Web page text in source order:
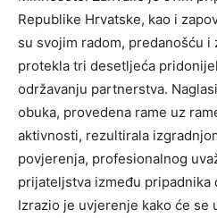
Republike Hrvatske, kao i
su svojim radom, predanošću i
protekla tri desetljeća
održavanju partnerstva.
obuka, provedena rame uz
aktivnosti, rezultirala
povjerenja, profesionalnog
prijateljstva između pripadnika
Izrazio je uvjerenje kako će se